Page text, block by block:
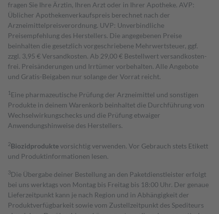
fragen Sie Ihre Ärztin, Ihren Arzt oder in Ihrer Apotheke. AVP:
Üblicher Apothekenverkaufspreis berechnet nach der
Arzneimittelpreisverordnung. UVP: Unverbindliche
Preisempfehlung des Herstellers. Die angegebenen Preise
beinhalten die gesetzlich vorgeschriebene Mehrwertsteuer, ggf.
zzgl. 3,95 € Versandkosten. Ab 29,00 € Bestell­wert versand­kosten­
frei. Preisänderungen und Irrtümer vorbehalten. Alle Angebote
und Gratis-Beigaben nur solange der Vorrat reicht.
1 Eine pharmazeutische Prüfung der Arzneimittel und sonstigen
Produkte in deinem Warenkorb beinhaltet die Durchführung von
Wechselwirkungschecks und die Prüfung etwaiger
Anwendungshinweise des Herstellers.
2Biozidproduktevorsichtig verwenden. Vor Gebrauch stets Etikett
und Produktinformationen lesen.
3Die Übergabe deiner Bestellung an den Paketdienstleister erfolgt
bei uns werktags von Montag bis Freitag bis 18:00 Uhr. Der genaue
Lieferzeitpunkt kann je nach Region und in Abhängigkeit der
Produktverfügbarkeit sowie vom Zustellzeitpunkt des Spediteurs